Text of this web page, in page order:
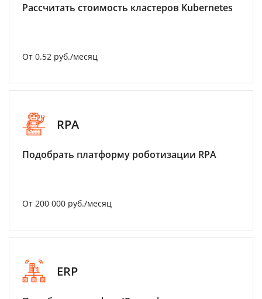
Рассчитать стоимость кластеров Kubernetes
От 0.52 руб./месяц
RPA
Подобрать платформу роботизации RPA
От 200 000 руб./месяц
ERP